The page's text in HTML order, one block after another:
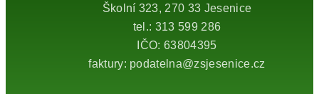
Školní 323, 270 33 Jesenice
tel.: 313 599 286
IČO: 63804395
faktury: podatelna@zsjesenice.cz